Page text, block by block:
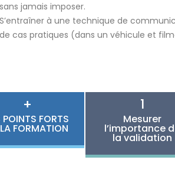
sans jamais imposer.
S’entraîner à une technique de
de cas pratiques (dans un véhicule et
+
POINTS FORTS
FORMATION
1
Mesurer
l’importance
la validation